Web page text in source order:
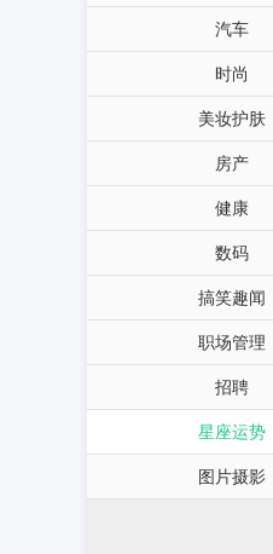
汽车
时尚
美妆护肤
房产
健康
数码
搞笑趣闻
职场管理
招聘
星座运势
图片摄影